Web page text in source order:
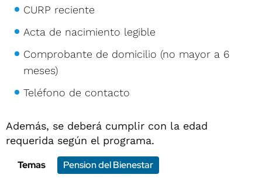
CURP reciente
Acta de nacimiento legible
Comprobante de domicilio (no mayor a 6
meses)
Teléfono de contacto
Además, se deberá cumplir con la edad
requerida según el programa.
Temas
Pension del Bienestar